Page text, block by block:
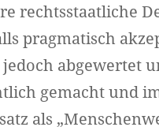
rechtsstaatliche
pragmatisch
abgewertet
gemacht und
als